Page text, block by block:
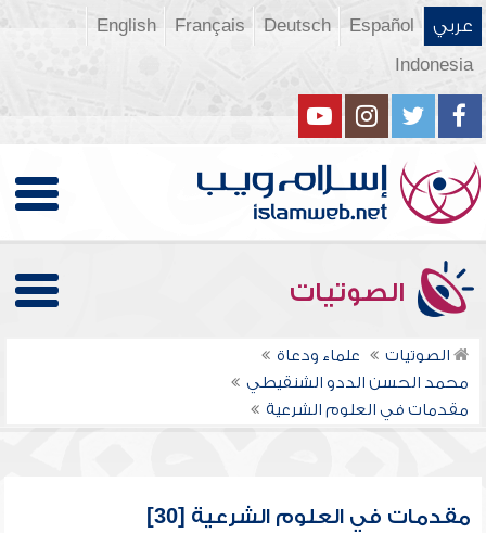
عربي Español
Deutsch
Français
English
Indonesia
الصوتيات
الصوتيات
علماء ودعاة
محمد الحسن الددو الشنقيطي
مقدمات في العلوم الشرعية
مقدمات في العلوم الشرعية [30]